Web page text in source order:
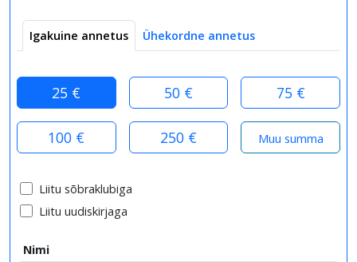
Igakuine annetus Ühekordne annetus
25 € 50 € 75 €
100 € 250 €
Liitu sõbraklubiga
Liitu uudiskirjaga
Nimi